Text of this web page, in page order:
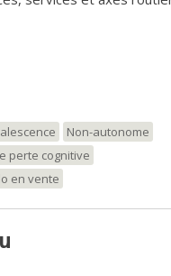
vous va si bien!
Non-autonome
perte cognitive
en vente